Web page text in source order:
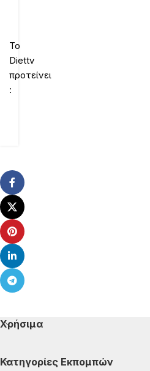
Το
Diettv
προτείνει
:
Χρήσιμα
Κατηγορίες Εκπομπών